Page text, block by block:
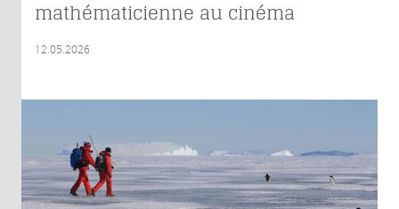
mathématicienne au cinéma
12.05.2026